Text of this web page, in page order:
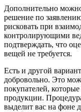
Дополнительно
решение по
рисковать при
контролирующими
подтверждать, что
вещей не требуется.
Есть и другой
добровольно. Это
покупателей,
продукции.
выделит вас на фоне